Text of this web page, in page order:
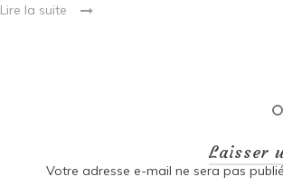
Lire la suite
Laisser
Votre adresse e-mail ne sera pas